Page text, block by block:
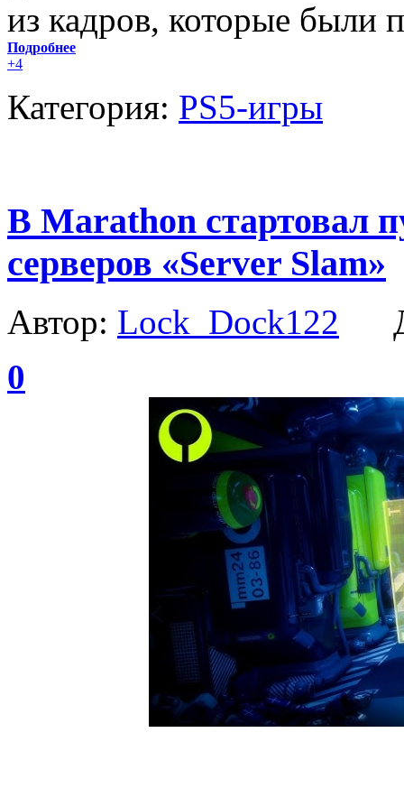
из кадров, которые были
Подробнее
+4
Категория: PS5-игры
В Marathon стартовал
серверов «Server Slam»
Автор: Lock_Dock122
0